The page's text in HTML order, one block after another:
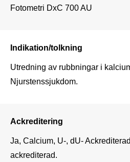
Fotometri DxC 700 AU
Indikation/tolkning
Utredning av rubbningar i
Njurstenssjukdom.
Ackreditering
Ja, Calcium, U-, dU-
ackrediterad.